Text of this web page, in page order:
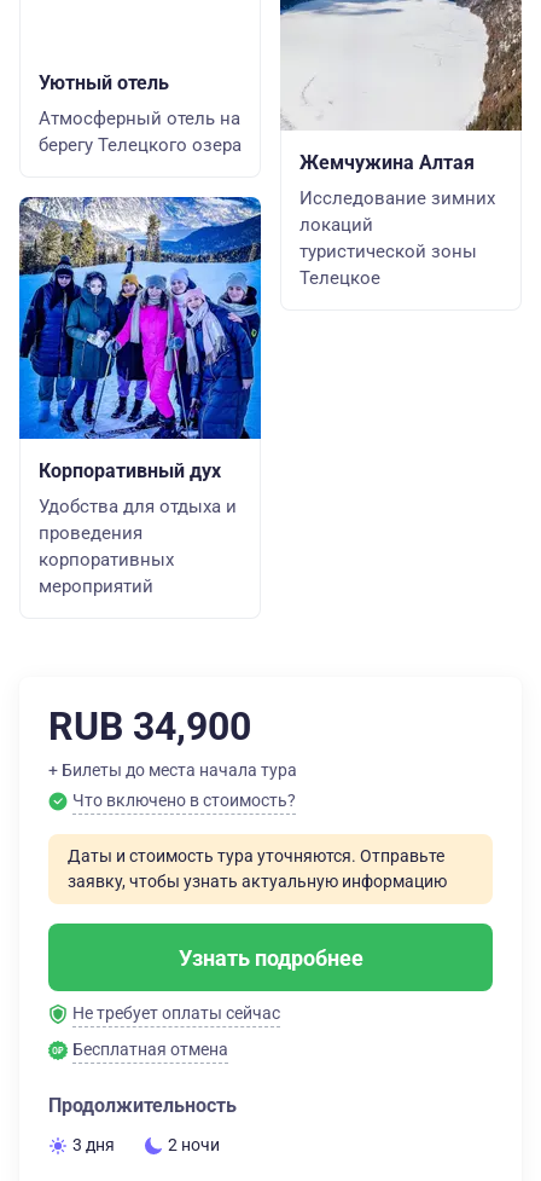
Уютный отель
Атмосферный отель на
берегу Телецкого озера
Корпоративный дух
Удобства для отдыха и
проведения
корпоративных
мероприятий
Жемчужина Алтая
Исследование зимних
локаций
туристической зоны
Телецкое
RUB 34,900
+ Билеты до места начала тура
Что включено в стоимость?
Даты и стоимость тура уточняются. Отправьте
заявку, чтобы узнать актуальную информацию
Узнать подробнее
Не требует оплаты сейчас
Бесплатная отмена
Продолжительность
3 дня 2 ночи